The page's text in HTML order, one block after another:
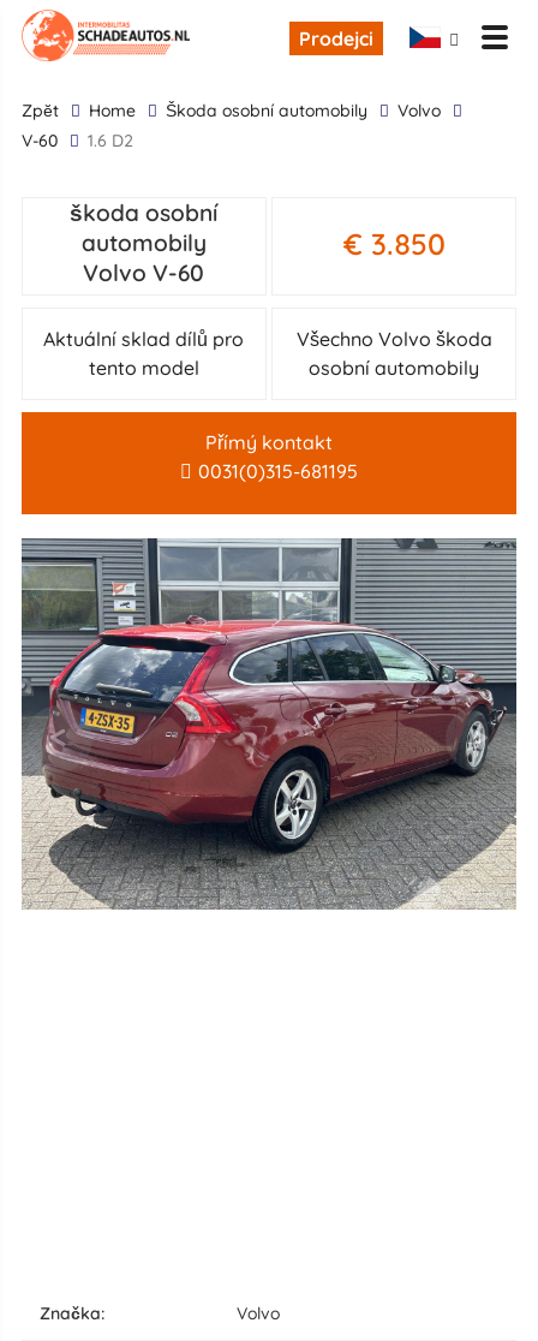
Prodejci
zpĕt Home škoda osobní automobily
Volvo
V-60
1.6 D2
škoda osobní
automobily
Volvo V-60
€ 3.850
Aktuální sklad dílů pro
tento model
Všechno Volvo škoda
osobní automobily
Přímý kontakt
0031(0)315-681195
značka: Volvo